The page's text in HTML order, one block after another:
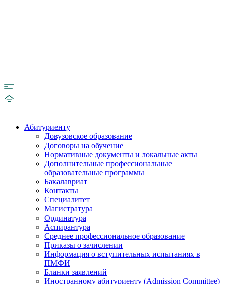
Абитуриенту
Довузовское образование
Договоры на обучение
Нормативные документы и локальные акты
Дополнительные профессиональные
образовательные программы
Бакалавриат
Контакты
Специалитет
Магистратура
Ординатура
Аспирантура
Среднее профессиональное образование
Приказы о зачислении
Информация о вступительных испытаниях в
ПМФИ
Бланки заявлений
Иностранному абитуриенту (Admission Committee)